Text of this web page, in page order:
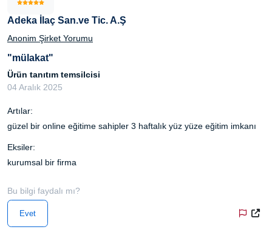
Adeka İlaç San.ve Tic. A.Ş
Anonim Şirket Yorumu
"mülakat"
Ürün tanıtım temsilcisi
04 Aralık 2025
Artılar:
güzel bir online eğitime sahipler 3 haftalık yüz yüze eğitim imkanı
Eksiler:
kurumsal bir firma
Bu bilgi faydalı mı?
Evet